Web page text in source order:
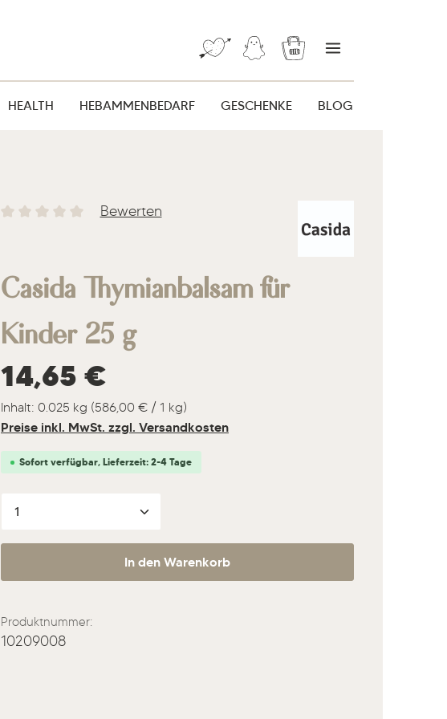
Warenkorb enthält 0
HEALTH HEBAMMENBEDARF GESCHENKE BLOG
Durchschnittliche Bewertung von 0 von 5 Sternen
Bewerten
Casida Thymianbalsam für
Kinder 25 g
Regulärer Preis:
14,65 €
Inhalt: 0.025 kg (586,00 € / 1 kg)
Preise inkl. MwSt. zzgl. Versandkosten
Sofort verfügbar, Lieferzeit: 2-4 Tage
Produkt Anzahl: Gib den gewünschten Wert ein
In den Warenkorb
Produktnummer:
10209008